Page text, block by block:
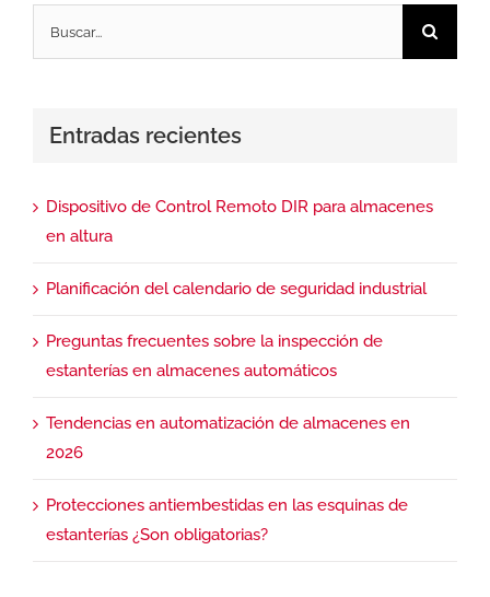
Entradas recientes
Dispositivo de Control Remoto DIR para almacenes
en altura
Planificación del calendario de seguridad industrial
Preguntas frecuentes sobre la inspección de
estanterías en almacenes automáticos
Tendencias en automatización de almacenes en
2026
Protecciones antiembestidas en las esquinas de
estanterías ¿Son obligatorias?